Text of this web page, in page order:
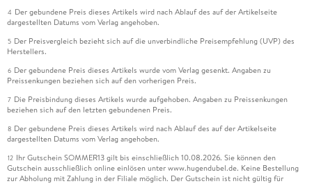
4 Der gebundene Preis dieses Artikels wird nach Ablauf des auf der Artikelseite
dargestellten Datums vom Verlag angehoben.
5 Der Preisvergleich bezieht sich auf die unverbindliche Preisempfehlung (UVP) des
Herstellers.
6 Der gebundene Preis dieses Artikels wurde vom Verlag gesenkt. Angaben zu
Preissenkungen beziehen sich auf den vorherigen Preis.
7 Die Preisbindung dieses Artikels wurde aufgehoben. Angaben zu Preissenkungen
beziehen sich auf den letzten gebundenen Preis.
8 Der gebundene Preis dieses Artikels wird nach Ablauf des auf der Artikelseite
dargestellten Datums vom Verlag angehoben.
12 Ihr Gutschein SOMMER13 gilt bis einschließlich 10.08.2026. Sie können den
Gutschein ausschließlich online einlösen unter www.hugendubel.de. Keine Bestellung
zur Abholung mit Zahlung in der Filiale möglich. Der Gutschein ist nicht gültig für